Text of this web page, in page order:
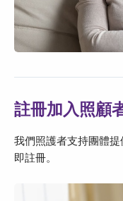
註冊加入照顧
我們照護者支持團體
即註冊。